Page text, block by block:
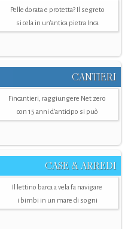
Pelle dorata e protetta? Il segreto
si cela in un’antica pietra Inca
CANTIERI
Fincantieri, raggiungere Net zero
con 15 anni d'anticipo si può
CASE & ARREDI
Il lettino barca a vela fa navigare
i bimbi in un mare di sogni